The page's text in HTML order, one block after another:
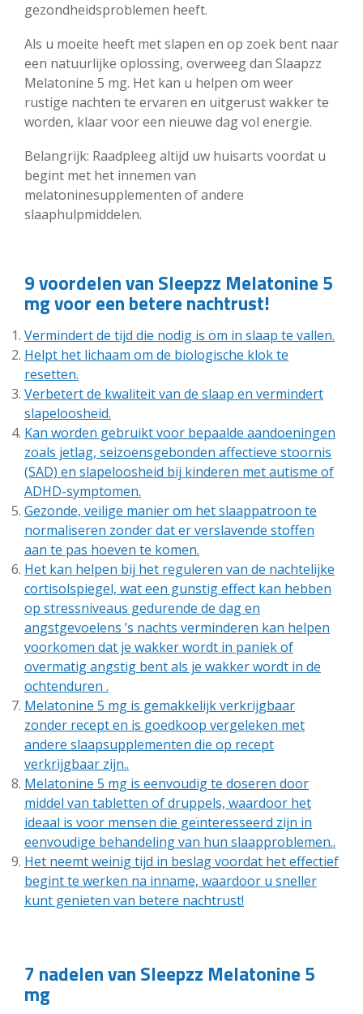
gezondheidsproblemen heeft.
Als u moeite heeft met slapen en op zoek bent naar
een natuurlijke oplossing, overweeg dan Slaapzz
Melatonine 5 mg. Het kan u helpen om weer
rustige nachten te ervaren en uitgerust wakker te
worden, klaar voor een nieuwe dag vol energie.
Belangrijk: Raadpleeg altijd uw huisarts voordat u
begint met het innemen van
melatoninesupplementen of andere
slaaphulpmiddelen.
9 voordelen van Sleepzz Melatonine 5
mg voor een betere nachtrust!
Vermindert de tijd die nodig is om in slaap te vallen.
Helpt het lichaam om de biologische klok te
resetten.
Verbetert de kwaliteit van de slaap en vermindert
slapeloosheid.
Kan worden gebruikt voor bepaalde aandoeningen
zoals jetlag, seizoensgebonden affectieve stoornis
(SAD) en slapeloosheid bij kinderen met autisme of
ADHD-symptomen.
Gezonde, veilige manier om het slaappatroon te
normaliseren zonder dat er verslavende stoffen
aan te pas hoeven te komen.
Het kan helpen bij het reguleren van de nachtelijke
cortisolspiegel, wat een gunstig effect kan hebben
op stressniveaus gedurende de dag en
angstgevoelens ’s nachts verminderen kan helpen
voorkomen dat je wakker wordt in paniek of
overmatig angstig bent als je wakker wordt in de
ochtenduren .
Melatonine 5 mg is gemakkelijk verkrijgbaar
zonder recept en is goedkoop vergeleken met
andere slaapsupplementen die op recept
verkrijgbaar zijn..
Melatonine 5 mg is eenvoudig te doseren door
middel van tabletten of druppels, waardoor het
ideaal is voor mensen die geïnteresseerd zijn in
eenvoudige behandeling van hun slaapproblemen..
Het neemt weinig tijd in beslag voordat het effectief
begint te werken na inname, waardoor u sneller
kunt genieten van betere nachtrust!
7 nadelen van Sleepzz Melatonine 5
mg